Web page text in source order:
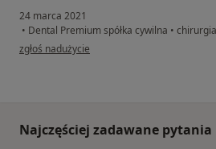
24 marca 2021
• Dental Premium spółka cywilna •
w opinii użytkownika Joanna G.
zgłoś nadużycie
Najczęściej zadawane pytania